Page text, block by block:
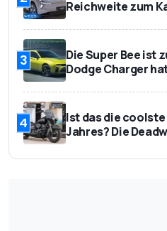
Reichweite zum
3
Die Super Bee ist
Dodge Charger
4
Ist das die
Jahres? Die